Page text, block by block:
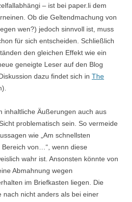
– ist bei paper.li dem
Ob die Geltendmachung von
wen?) jedoch sinnvoll ist, muss
für sich entscheiden. Schließlich
den gleichen Effekt wie ein
geneigte Leser auf den Blog
dazu findet sich in The
inhaltliche Äußerungen auch aus
problematisch sein. So vermeide
wie „Am schnellsten
von…“, wenn diese
wahr ist. Ansonsten könnte von
Abmahnung wegen
im Briefkasten liegen. Die
nach nicht anders als bei einer